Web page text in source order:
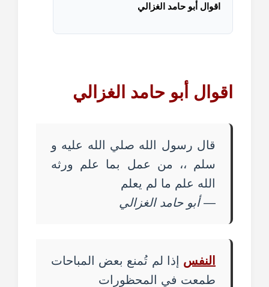
اقوال أبو حامد الغزالي
اقوال أبو حامد الغزالي
قال رسول الله صلي الله عليه و
سلم ،، من عمل بما علم ورثه
الله علم ما لم يعلم
—أبو حامد الغزالي
النفس إذا لم تُمنع بعض المباحات
طمعت في المحظورات